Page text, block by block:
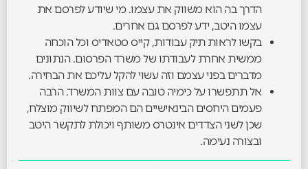
הדרך בה הוא משווק את עצמו. מי שיודע לפרסם את
עצמו היטב, ידע לפרסם גם אחרים.
בקשו לראות תיק עבודות, קייס סטאדיס וכל הוכחה
ממשית אחרת לעבודתו של משרד הפרסום. הנתונים
מדברים בפני עצמם וזה עשוי להקל עליכם את הבחירה.
אל תתפשרו על כימיה טובה עם צוות המשרד. הרבה
פעמים היחסים הבינאישיים הם המפתח לשיווק מוצלח,
שכן לשני הצדדים אינטרס משותף ויכולת לתקשר היטב
ובצורה נעימה.